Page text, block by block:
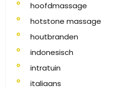
hoofdmassage
hotstone massage
houtbranden
indonesisch
intratuin
italiaans